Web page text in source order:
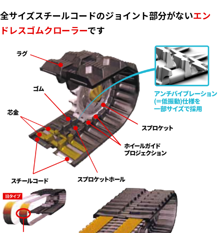
全サイズスチールコードのジョイント部分がないエン
ドレスゴムクローラーです